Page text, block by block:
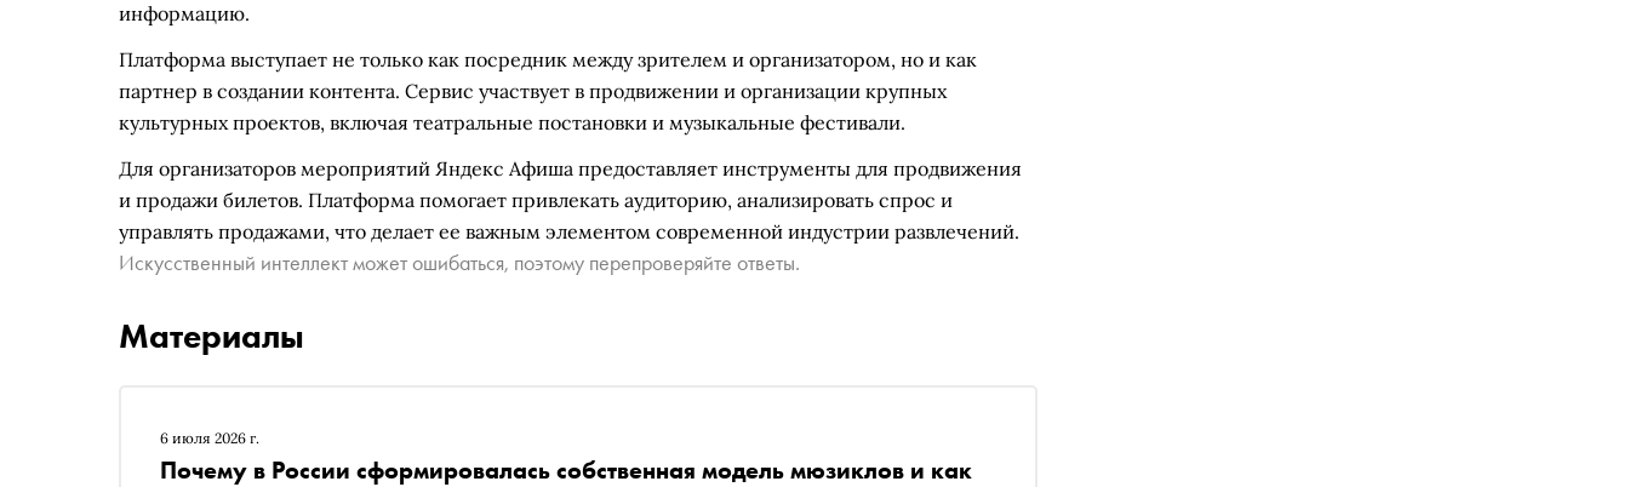
информацию.
Платформа выступает не только как посредник между зрителем и организатором, но и как
партнер в создании контента. Сервис участвует в продвижении и организации крупных
культурных проектов, включая театральные постановки и музыкальные фестивали.
Для организаторов мероприятий Яндекс Афиша предоставляет инструменты для продвижения
и продажи билетов. Платформа помогает привлекать аудиторию, анализировать спрос и
управлять продажами, что делает ее важным элементом современной индустрии развлечений.
Искусственный интеллект может ошибаться, поэтому перепроверяйте ответы.
Материалы
6 июля 2026 г.
Почему в России сформировалась собственная модель мюзиклов и как